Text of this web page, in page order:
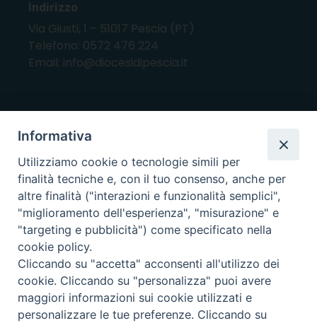
Indirizzo
Via Giusti, 1 – 51017 Pescia (PT)
Telefono: 0572 476 224
Email: info@diocesidipescia.it
ORARI E GIORNI DI APERTURA
10.00 alle 12.00
UFFICI ECONOMATO E AMMINISTRAZIONE Lunedì e
Mercoledì, dalle 10.00 alle 12.30
UFFICIO BENI CULTURALI Lunedì, Mercoledì,
Venerdì, dalle 10.00 alle 12.30
i nostri social
Informativa
Utilizziamo cookie o tecnologie simili per
finalità tecniche e, con il tuo consenso, anche per
altre finalità ("interazioni e funzionalità semplici",
"miglioramento dell'esperienza", "misurazione" e
"targeting e pubblicità") come specificato nella
cookie policy.
Cliccando su "accetta" acconsenti all'utilizzo dei
cookie. Cliccando su "personalizza" puoi avere
maggiori informazioni sui cookie utilizzati e
personalizzare le tue preferenze. Cliccando su